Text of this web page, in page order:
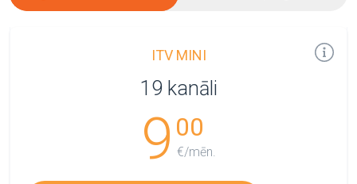
ITV MINI
19 kanāli
9 00
€/mēn.